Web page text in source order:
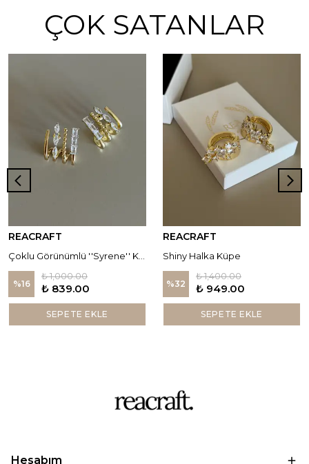
ÇOK SATANLAR
REACRAFT
%16
₺ 1,000.00
₺ 839.00
SEPETE EKLE
REACRAFT
Shiny Halka Küpe
%32
₺ 1,400.00
₺ 949.00
SEPETE EKLE
Hesabım